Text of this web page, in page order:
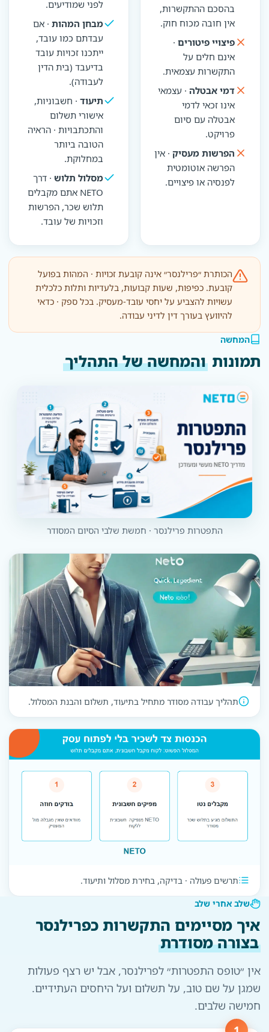
בהסכם ההתקשרות,
אין חובה מכוח חוק.
פיצויי פיטורים ·
אינם חלים על
התקשרות עצמאית.
דמי אבטלה · עצמאי
אינו זכאי לדמי
אבטלה עם סיום
פרויקט.
הפרשות מעסיק · אין
הפרשה אוטומטית
לפנסיה או פיצויים.
לפני שמודיעים.
מבחן המהות · אם
עבדתם כמו עובד,
ייתכנו זכויות עובד
בדיעבד (בית הדין
לעבודה).
תיעוד · חשבוניות,
אישורי תשלום
והתכתבויות · הראיה
הטובה ביותר
במחלוקת.
מסלול תלוש · דרך
NETO אתם מקבלים
תלוש שכר, הפרשות
וזכויות של עובד.
הכותרת ״פרילנסר״ אינה קובעת זכויות · המהות בפועל
קובעת. כפיפות, שעות קבועות, בלעדיות ותלות כלכלית
עשויות להצביע על יחסי עובד-מעסיק. בכל ספק · כדאי
להיוועץ בעורך דין לדיני עבודה.
המחשה
תמונות והמחשה של התהליך
התפטרות פרילנסר · חמשת שלבי הסיום המסודר
תהליך עבודה מסודר מתחיל בתיעוד, תשלום והבנת המסלול.
תרשים פעולה · בדיקה, בחירת מסלול ותיעוד.
שלב אחרי שלב
איך מסיימים התקשרות כפרילנסר
בצורה מסודרת
אין ״טופס התפטרות״ לפרילנסר, אבל יש רצף פעולות
שמגן על שם טוב, על תשלום ועל היחסים העתידיים.
חמישה שלבים.